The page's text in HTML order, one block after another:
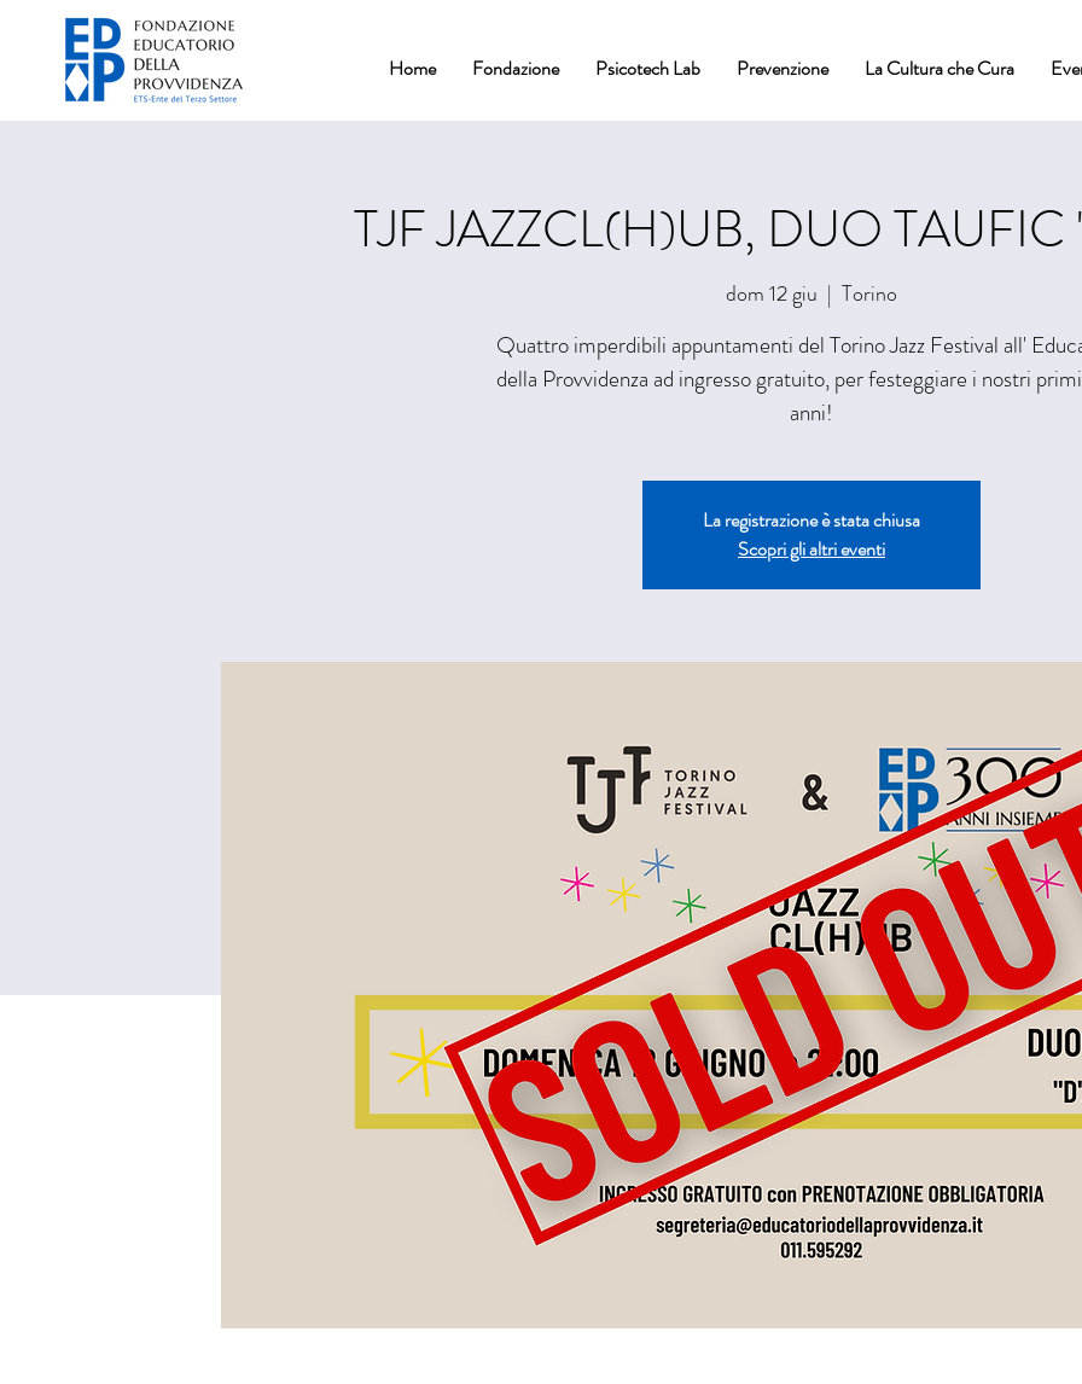
Home Fondazione Psicotech Lab Prevenzione La Cultura che Cura
TJF JAZZCL(H)UB, DUO TAUFIC
dom 12 giu
  |
Torino
Quattro imperdibili appuntamenti del Torino Jazz Festival all'
della Provvidenza ad ingresso gratuito, per festeggiare i nostri
anni!
La registrazione è stata chiusa
Scopri gli altri eventi